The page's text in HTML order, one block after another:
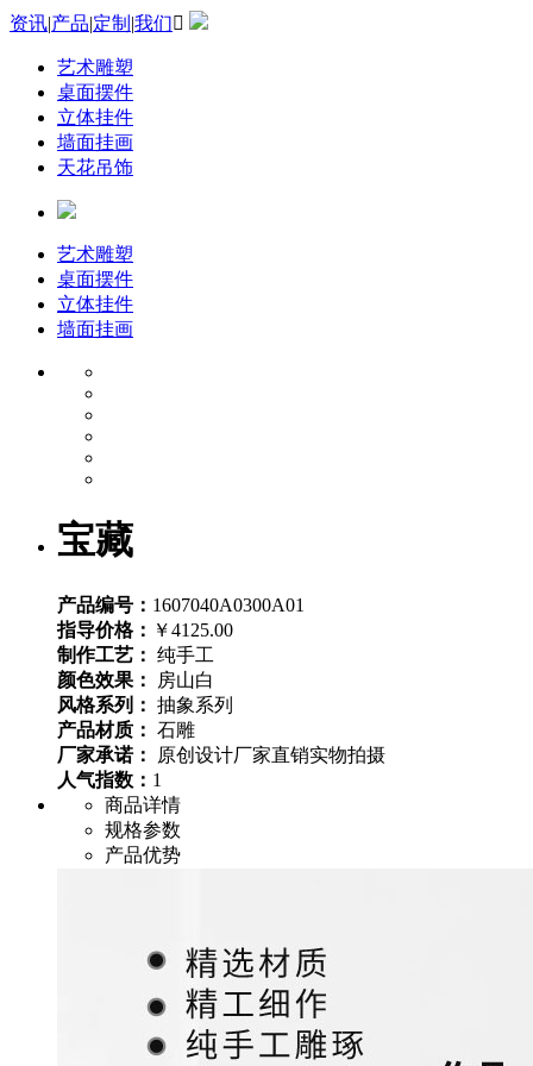
资讯|产品|定制 |我们
艺术雕塑
桌面摆件
立体挂件
墙面挂画
天花吊饰
艺术雕塑
桌面摆件
立体挂件
墙面挂画
宝藏
产品编号： 1607040A0300A01
指导价格： ￥4125.00
制作工艺： 纯手工
颜色效果：
房山白
风格系列： 抽象系列
产品材质： 石雕
厂家承诺：
原创设计厂家直销实物拍摄
人气指数： 1
商品详情
规格参数
产品优势